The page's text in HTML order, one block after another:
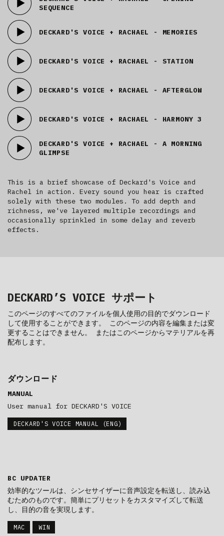
SEQUENCE
DECKARD'S VOICE + RACHAEL - MEMORIES
DECKARD'S VOICE + RACHAEL - STATION
DECKARD'S VOICE + RACHAEL - AFTERGLOW
DECKARD'S VOICE + RACHAEL - HARMONY 3
DECKARD'S VOICE + RACHAEL - A MORNING
GLIMPSE
This is a brief showcase of Deckard's Voice and
Rachel in action. Every sound you hear is crafted
solely with these two modules. To add depth and
richness, we've layered multiple recordings and
occasionally sprinkled in some delay and reverb
effects.
DECKARD’S VOICE サポート
このページのすべてのファイルを個人使用の目的でダウンロード
して使用することができます。 このページの内容を編集または変
更することはできません。 またはこのページからマテリアルを再
配布します。
ダウンロード
MANUAL
User manual for DECKARD'S VOICE
DECKARD'S VOICE MANUAL (ENG)
BC UPDATER
効率的なツールは、シンセサイザーに音声設定を転送し、読み込
むためのものです。簡単にプリセットをカスタマイズして転送
し、目的の音を実現します。
MAC WIN